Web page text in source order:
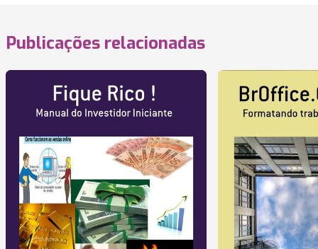
Publicações relacionadas